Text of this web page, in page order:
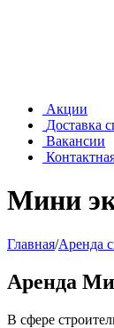
Акции
Доставка
Вакансии
Мини
Главная/Аренда
Аренда
В сфере